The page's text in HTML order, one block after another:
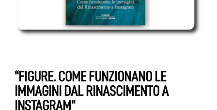
“FIGURE. COME FUNZIONANO LE
IMMAGINI DAL RINASCIMENTO A
INSTAGRAM”